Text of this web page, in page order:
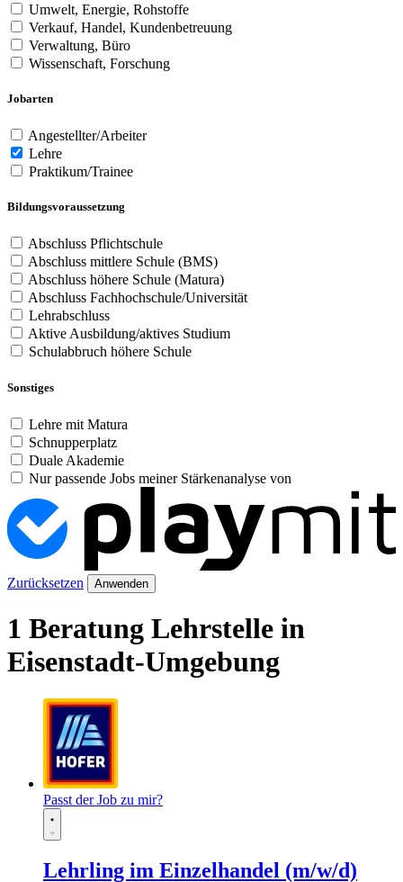
Umwelt, Energie, Rohstoffe
Verkauf, Handel, Kundenbetreuung
Verwaltung, Büro
Wissenschaft, Forschung
Jobarten
Angestellter/Arbeiter
Lehre
Praktikum/Trainee
Bildungsvoraussetzung
Abschluss Pflichtschule
Abschluss mittlere Schule (BMS)
Abschluss höhere Schule (Matura)
Abschluss Fachhochschule/Universität
Lehrabschluss
Aktive Ausbildung/aktives Studium
Schulabbruch höhere Schule
Sonstiges
Lehre mit Matura
Schnupperplatz
Duale Akademie
Nur passende Jobs meiner Stärkenanalyse von
Zurücksetzen Anwenden
1 Beratung Lehrstelle in
Eisenstadt-Umgebung
Passt der Job zu mir?
Lehrling im Einzelhandel (m/w/d)